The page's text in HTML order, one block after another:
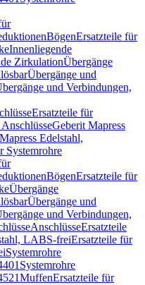
BögenErsatzteile für
Innenliegende
ZirkulationÜbergänge
Übergänge und
und Verbindungen,
Ersatzteile für
Geberit Mapress
Edelstahl,
Systemrohre
BögenErsatzteile für
Übergänge
Übergänge und
und Verbindungen,
AnschlüsseErsatzteile
LABS-freiErsatzteile für
Systemrohre
Systemrohre
MuffenErsatzteile für